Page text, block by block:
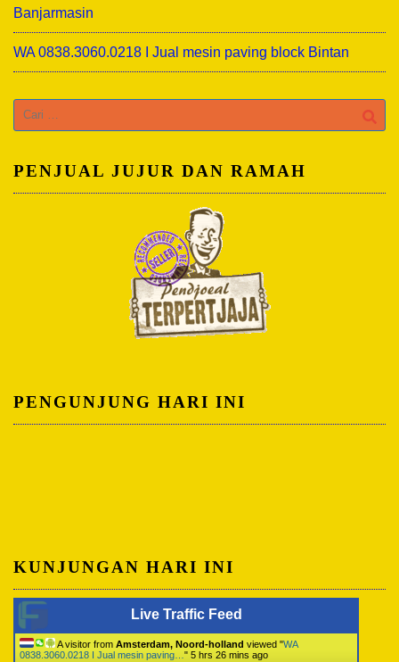
Banjarmasin
WA 0838.3060.0218 I Jual mesin paving block Bintan
Cari
untuk:
PENJUAL JUJUR DAN RAMAH
PENGUNJUNG HARI INI
KUNJUNGAN HARI INI
Live Traffic Feed
A visitor from Amsterdam, Noord-holland viewed "WA
0838.3060.0218 I Jual mesin paving… " 5 hrs 26 mins ago